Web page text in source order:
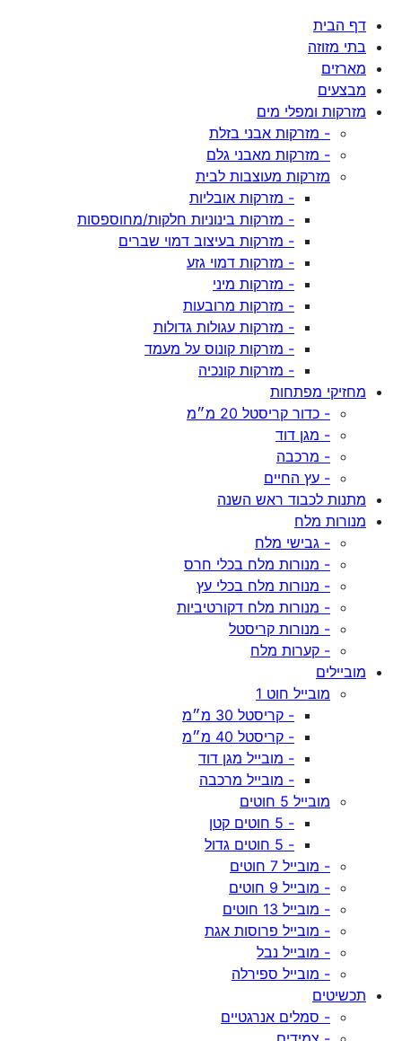
דף הבית
בתי מזוזה
מארזים
מבצעים
מזרקות ומפלי מים
- מזרקות אבני בזלת
- מזרקות מאבני גלם
מזרקות מעוצבות לבית
- מזרקות אובליות
- מזרקות בינוניות חלקות/מחוספסות
- מזרקות בעיצוב דמוי שברים
- מזרקות דמוי גזע
- מזרקות מיני
- מזרקות מרובעות
- מזרקות עגולות גדולות
- מזרקות קונוס על מעמד
- מזרקות קונכיה
מחזיקי מפתחות
- כדור קריסטל 20 מ״מ
- מגן דוד
- מרכבה
- עץ החיים
מתנות לכבוד ראש השנה
מנורות מלח
- גבישי מלח
- מנורות מלח בכלי חרס
- מנורות מלח בכלי עץ
- מנורות מלח דקורטיביות
- מנורות קריסטל
- קערות מלח
מוביילים
מובייל חוט 1
- קריסטל 30 מ״מ
- קריסטל 40 מ״מ
- מובייל מגן דוד
- מובייל מרכבה
מובייל 5 חוטים
- 5 חוטים קטן
- 5 חוטים גדול
- מובייל 7 חוטים
- מובייל 9 חוטים
- מובייל 13 חוטים
- מובייל פרוסות אגת
- מובייל נבל
- מובייל ספירלה
תכשיטים
- סמלים אנרגטיים